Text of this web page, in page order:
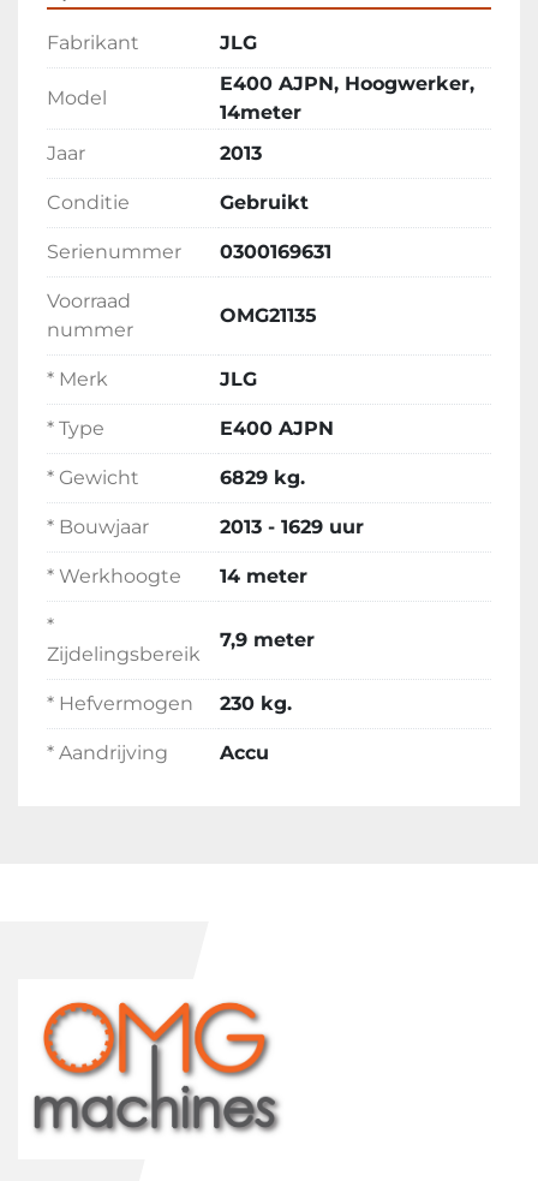
CE document aanwezig
Video op onze website
Inruil en transport mogelijk
Fabrikant JLG
Model
E400 AJPN, Hoogwerker,
14meter
Jaar
2013
Conditie Gebruikt
Serienummer 0300169631
Voorraad
nummer
OMG21135
* Merk JLG
* Type E400 AJPN
* Gewicht 6829 kg.
* Bouwjaar 2013 - 1629 uur
* Werkhoogte 14 meter
*
Zijdelingsbereik
7,9 meter
* Hefvermogen 230 kg.
* Aandrijving Accu